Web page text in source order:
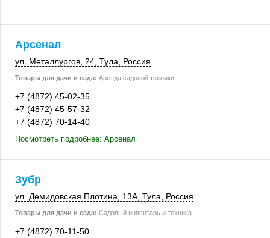
Арсенал
ул. Металлургов, 24 Тула Россия
Товары для дачи и сада: Аренда садовой техники
+7 (4872) 45-02-35
+7 (4872) 45-57-32
+7 (4872) 70-14-40
Посмотреть подробнее: Арсенал
Зубр
ул. Демидовская Плотина, 13А Тула Россия
Товары для дачи и сада: Садовый инвентарь и техника
+7 (4872) 70-11-50